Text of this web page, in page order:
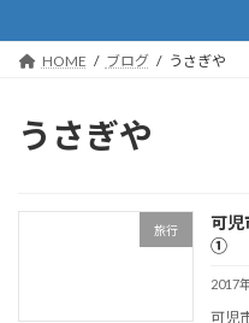
HOME ブログ うさぎや
うさぎや
旅行
可
①
2017
可児